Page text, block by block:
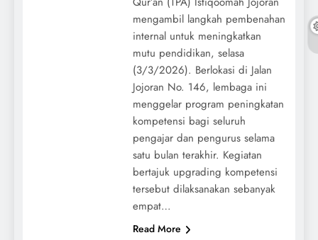
mengambil langkah pembenahan
internal untuk meningkatkan
mutu pendidikan, selasa
(3/3/2026). Berlokasi di Jalan
Jojoran No. 146, lembaga ini
menggelar program peningkatan
kompetensi bagi seluruh
pengajar dan pengurus selama
satu bulan terakhir. Kegiatan
bertajuk upgrading kompetensi
tersebut dilaksanakan sebanyak
empat…
Read More